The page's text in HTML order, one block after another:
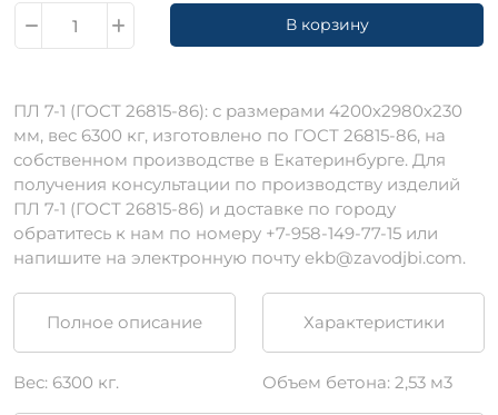
В корзину
ПЛ 7-1 (ГОСТ 26815-86): с размерами 4200х2980х230
мм, вес 6300 кг, изготовлено по ГОСТ 26815-86, на
собственном производстве в Екатеринбурге. Для
получения консультации по производству изделий
ПЛ 7-1 (ГОСТ 26815-86) и доставке по городу
обратитесь к нам по номеру +7-958-149-77-15 или
напишите на электронную почту ekb@zavodjbi.com.
Полное описание Характеристики
Вес: 6300 кг. Объем бетона: 2,53 м3